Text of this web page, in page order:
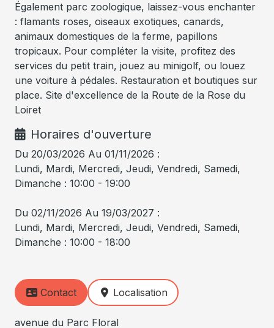
Également parc zoologique, laissez-vous enchanter
: flamants roses, oiseaux exotiques, canards,
animaux domestiques de la ferme, papillons
tropicaux. Pour compléter la visite, profitez des
services du petit train, jouez au minigolf, ou louez
une voiture à pédales. Restauration et boutiques sur
place. Site d'excellence de la Route de la Rose du
Loiret
Horaires d'ouverture
Du 20/03/2026 Au 01/11/2026 :
Lundi, Mardi, Mercredi, Jeudi, Vendredi, Samedi,
Dimanche : 10:00 - 19:00
Du 02/11/2026 Au 19/03/2027 :
Lundi, Mardi, Mercredi, Jeudi, Vendredi, Samedi,
Dimanche : 10:00 - 18:00
Contact Localisation
avenue du Parc Floral